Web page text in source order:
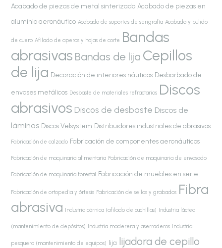
Acabado de piezas de metal sinterizado Acabado de piezas en
aluminio aeronáutico Acabado de soportes de serigrafía Acabado y pulido
de cuero Afilado de aperos y hojas de corte Bandas
abrasivas Bandas de lija Cepillos
de lija Decoración de interiores náuticos Desbarbado de
envases metálicos Desbaste de materiales refractarios Discos
abrasivos Discos de desbaste Discos de
láminas Discos Velsystem Distribuidores industriales de abrasivos
Fabricación de calzado Fabricación de componentes aeronáuticos
Fabricación de maquinaria alimentaria Fabricación de maquinaria de envasado
Fabricación de maquinaria forestal Fabricación de muebles en serie
Fabricación de ortopedia y órtesis Fabricación de sellos y grabados Fibra
abrasiva Industria cárnica (afilado de cuchillas) Industria láctea
(mantenimiento de depósitos) Industria maderera y aserraderos Industria
pesquera (mantenimiento de equipos) lija lijadora de cepillo